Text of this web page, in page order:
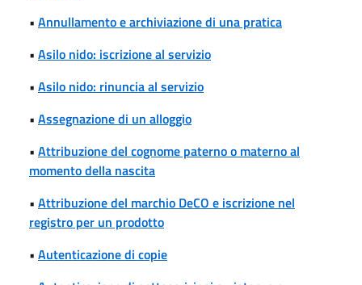
• Annullamento e archiviazione di una pratica
• Asilo nido: iscrizione al servizio
• Asilo nido: rinuncia al servizio
• Assegnazione di un alloggio
• Attribuzione del cognome paterno o materno al
momento della nascita
• Attribuzione del marchio DeCO e iscrizione nel
registro per un prodotto
• Autenticazione di copie